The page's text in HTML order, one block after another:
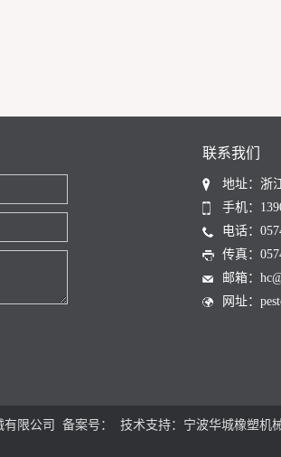
联系我们
地址：浙
手机：
电话：
传真：
邮箱：
网址：
限公司 备案号： 技术支持： 宁波华城橡塑机